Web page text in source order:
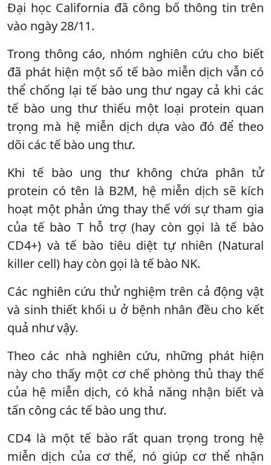
Đại học California đã công bố thông tin trên
vào ngày 28/11.
Trong thông cáo, nhóm nghiên cứu cho biết
đã phát hiện một số tế bào miễn dịch vẫn có
thể chống lại tế bào ung thư ngay cả khi các
tế bào ung thư thiếu một loại protein quan
trọng mà hệ miễn dịch dựa vào đó để theo
dõi các tế bào ung thư.
Khi tế bào ung thư không chứa phân tử
protein có tên là B2M, hệ miễn dịch sẽ kích
hoạt một phản ứng thay thế với sự tham gia
của tế bào T hỗ trợ (hay còn gọi là tế bào
CD4+) và tế bào tiêu diệt tự nhiên (Natural
killer cell) hay còn gọi là tế bào NK.
Các nghiên cứu thử nghiệm trên cả động vật
và sinh thiết khối u ở bệnh nhân đều cho kết
quả như vậy.
Theo các nhà nghiên cứu, những phát hiện
này cho thấy một cơ chế phòng thủ thay thế
của hệ miễn dịch, có khả năng nhận biết và
tấn công các tế bào ung thư.
CD4 là một tế bào rất quan trọng trong hệ
miễn dịch của cơ thể, nó giúp cơ thể nhận